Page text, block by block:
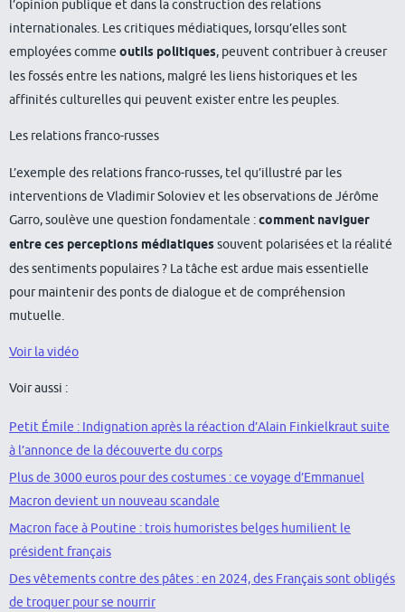
l’opinion publique et dans la construction des relations
internationales. Les critiques médiatiques, lorsqu’elles sont
employées comme outils politiques, peuvent contribuer à creuser
les fossés entre les nations, malgré les liens historiques et les
affinités culturelles qui peuvent exister entre les peuples.
Les relations franco-russes
L’exemple des relations franco-russes, tel qu’illustré par les
interventions de Vladimir Soloviev et les observations de Jérôme
Garro, soulève une question fondamentale :comment naviguer
entre ces perceptions médiatiquessouvent polarisées et la réalité
des sentiments populaires ? La tâche est ardue mais essentielle
pour maintenir des ponts de dialogue et de compréhension
mutuelle.
Voir la vidéo
Voir aussi :
Petit Émile : Indignation après la réaction d’Alain Finkielkraut suite
à l’annonce de la découverte du corps
Plus de 3000 euros pour des costumes : ce voyage d’Emmanuel
Macron devient un nouveau scandale
Macron face à Poutine : trois humoristes belges humilient le
président français
Des vêtements contre des pâtes : en 2024, des Français sont obligés
de troquer pour se nourrir